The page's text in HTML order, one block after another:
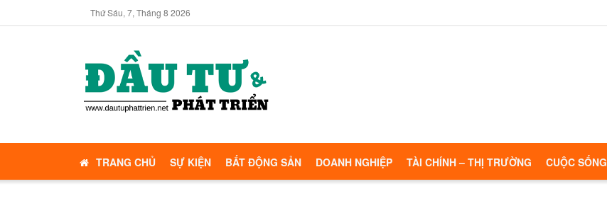
Thứ Sáu, 7, Tháng 8 2026
TRANG CHỦ SỰ KIỆN BẤT ĐỘNG SẢN DOANH NGHIỆP TÀI CHÍNH – THỊ TRƯỜNG CUỘC SỐNG